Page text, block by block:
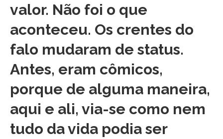
valor. Não foi o que
aconteceu. Os crentes do
falo mudaram de status.
Antes, eram cômicos,
porque de alguma maneira,
aqui e ali, via-se como nem
tudo da vida podia ser